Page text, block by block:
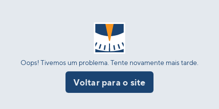
Oops! Tivemos um problema. Tente novamente mais tarde.
Voltar para o site